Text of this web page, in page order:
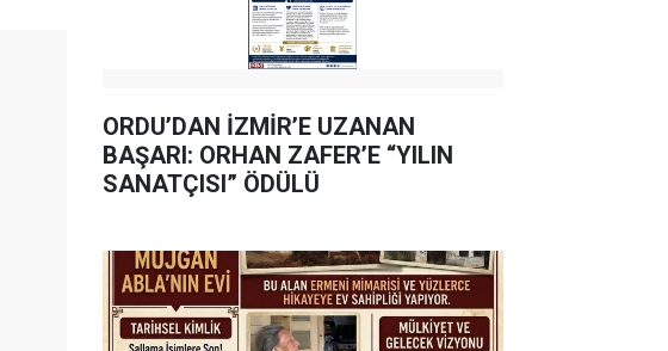
ORDU’DAN İZMİR’E UZANAN
BAŞARI: ORHAN ZAFER’E “YILIN
SANATÇISI” ÖDÜLÜ